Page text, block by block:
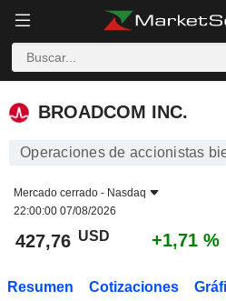
BROADCOM INC.
BROADCOM INC.
Operaciones de accionistas
Mercado cerrado - Nasdaq
22:00:00 07/08/2026
427,76 USD +1,71 %
Resumen Cotizaciones